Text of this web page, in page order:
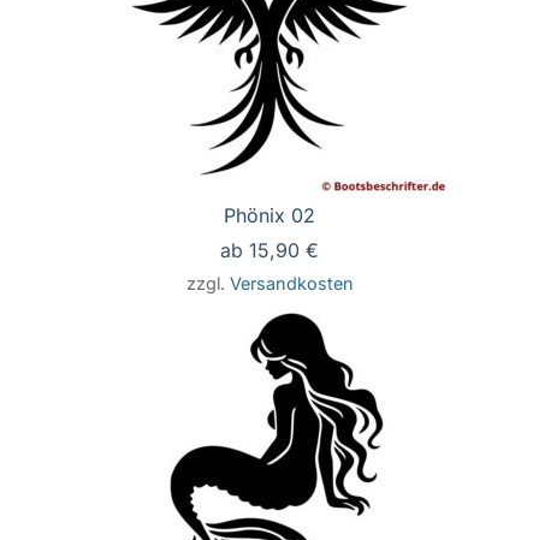
Phönix 02
ab 15,90 €
zzgl. Versandkosten